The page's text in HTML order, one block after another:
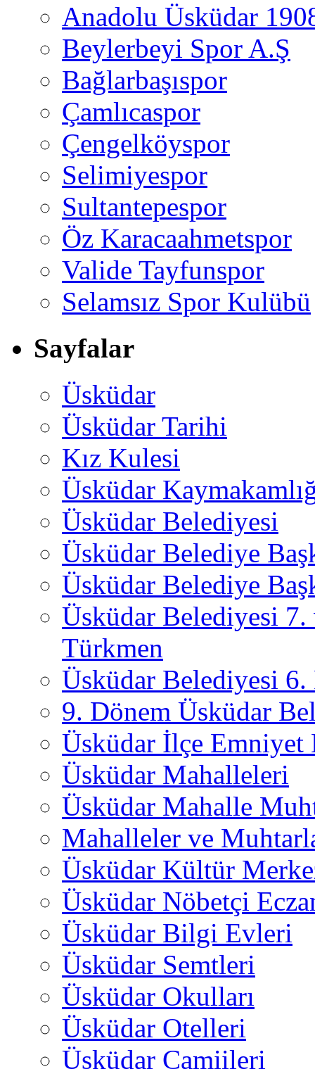
Anadolu Üsküdar
Beylerbeyi Spor A.Ş
Bağlarbaşıspor
Çamlıcaspor
Çengelköyspor
Selimiyespor
Sultantepespor
Öz Karacaahmetspor
Valide Tayfunspor
Selamsız Spor Kulübü
Sayfalar
Üsküdar
Üsküdar Tarihi
Kız Kulesi
Üsküdar
Üsküdar Belediyesi
Üsküdar Belediye
Üsküdar Belediye
Üsküdar Belediyesi
Türkmen
Üsküdar Belediyesi 6.
9. Dönem Üsküdar
Üsküdar İlçe
Üsküdar Mahalleleri
Üsküdar Mahalle
Mahalleler ve
Üsküdar Kültür
Üsküdar Nöbetçi
Üsküdar Bilgi Evleri
Üsküdar Semtleri
Üsküdar Okulları
Üsküdar Otelleri
Üsküdar Camiileri